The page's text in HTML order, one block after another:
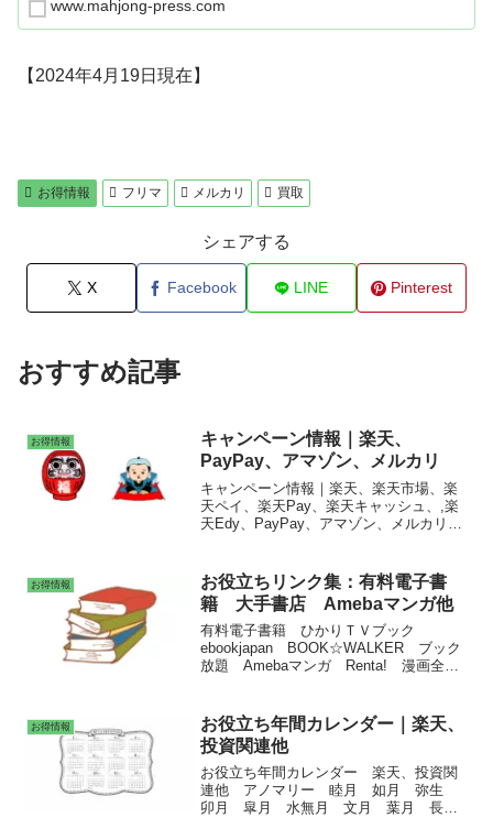
www.mahjong-press.com
【2024年4月19日現在】
お得情報 フリマ メルカリ 買取
シェアする
X Facebook LINE Pinterest
おすすめ記事
お得情報
キャンペーン情報｜楽天、
PayPay、アマゾン、メルカリ
キャンペーン情報｜楽天、楽天市場、楽
天ペイ、楽天Pay、楽天キャッシュ、,楽
天Edy、PayPay、アマゾン、メルカリ、
ン、コロワイド キャンペーン情報まと
め
お得情報
お役立ちリンク集：有料電子書
籍 大手書店 Amebaマンガ他
有料電子書籍 ひかりＴＶブック
ebookjapan BOOK☆WALKER ブック
放題 Amebaマンガ Renta! 漫画全巻
お得情報
お役立ち年間カレンダー｜楽天、
投資関連他
お役立ち年間カレンダー 楽天、投資関
連他 アノマリー 睦月 如月 弥生
卯月 皐月 水無月 文月 葉月 長